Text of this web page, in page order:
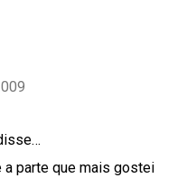
a parte que mais gostei